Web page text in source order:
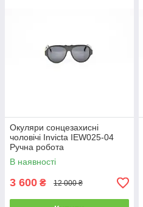
Окуляри сонцезахисні
чоловічі Invicta IEW025-04
Ручна робота
В наявності
3 600 ₴ 12 000 ₴